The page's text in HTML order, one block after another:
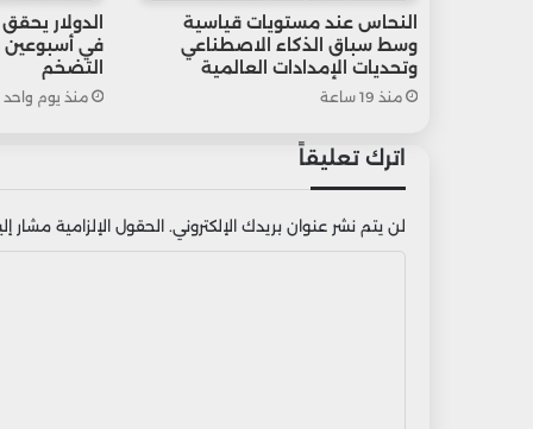
النحاس عند مستويات قياسية
وسط سباق الذكاء الاصطناعي
وتحديات الإمدادات العالمية
منذ 19 ساعة
الدولار
في
التضخم
منذ يوم واحد
اترك تعليقاً
لن يتم نشر عنوان بريدك الإلكتروني. الحقول الإلزامية مشار